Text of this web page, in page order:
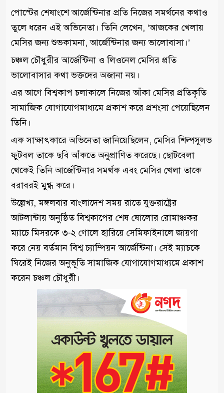
পোস্টের শেষাংশে আর্জেন্টিনার প্রতি নিজের সমর্থনের কথাও
তুলে ধরেন এই অভিনেতা। তিনি লেখেন, ‘আজকের খেলায়
মেসির জন্য শুভকামনা, আর্জেন্টিনার জন্য ভালোবাসা।’
চঞ্চল চৌধুরীর আর্জেন্টিনা ও লিওনেল মেসির প্রতি
ভালোবাসার কথা ভক্তদের অজানা নয়।
এর আগে বিশ্বকাপ চলাকালে নিজের আঁকা মেসির প্রতিকৃতি
সামাজিক যোগাযোগমাধ্যমে প্রকাশ করে প্রশংসা পেয়েছিলেন
তিনি।
এক সাক্ষাৎকারে অভিনেতা জানিয়েছিলেন, মেসির শিল্পসুলভ
ফুটবল তাকে ছবি আঁকতে অনুপ্রাণিত করেছে। ছোটবেলা
থেকেই তিনি আর্জেন্টিনার সমর্থক এবং মেসির খেলা তাকে
বরাবরই মুগ্ধ করে।
উল্লেখ্য, মঙ্গলবার বাংলাদেশ সময় রাতে যুক্তরাষ্ট্রের
আটলান্টায় অনুষ্ঠিত বিশ্বকাপের শেষ ষোলোর রোমাঞ্চকর
ম্যাচে মিসরকে ৩-২ গোলে হারিয়ে সেমিফাইনালে জায়গা
করে নেয় বর্তমান বিশ্ব চ্যাম্পিয়ন আর্জেন্টিনা। সেই ম্যাচকে
ঘিরেই নিজের অনুভূতি সামাজিক যোগাযোগমাধ্যমে প্রকাশ
করেন চঞ্চল চৌধুরী।